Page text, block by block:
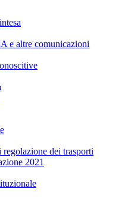
e altre comunicazioni
dei trasporti
2021